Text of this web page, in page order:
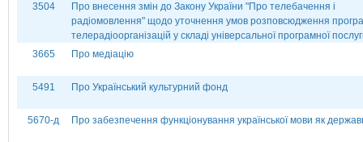
3504
Про внесення змін до Закону України "Про телебачення і
радіомовлення" щодо уточнення умов розповсюдження
телерадіоорганізацій у складі універсальної програмної
3665
Про медіацію
5491 Про Український культурний фонд
5670-д Про забезпечення функціонування української мови як